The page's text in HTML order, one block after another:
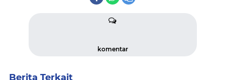
komentar
Berita Terkait